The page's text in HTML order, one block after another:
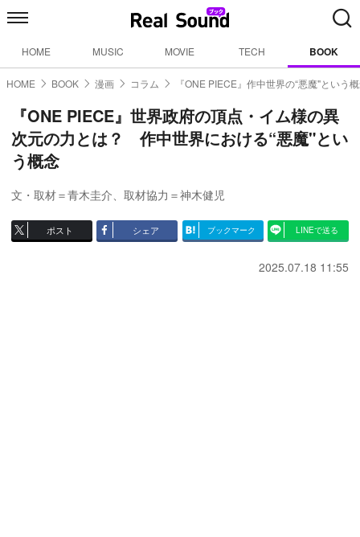
HOME MUSIC MOVIE TECH BOOK
HOME BOOK 漫画 コラム 『ONE PIECE』作中世界の“悪魔"という
『ONE PIECE』世界政府の頂点・イム様の異
次元の力とは？ 作中世界における“悪魔"とい
う概念
文・取材＝青木圭介、 取材協力＝神木健児
ポスト シェア ブックマーク LINEで送る
2025.07.18 11:55